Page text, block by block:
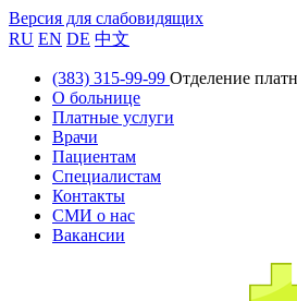
Версия для слабовидящих
RU EN DE 中文
(383) 315-99-99 Отделение
О больнице
Платные услуги
Врачи
Пациентам
Специалистам
Контакты
СМИ о нас
Вакансии